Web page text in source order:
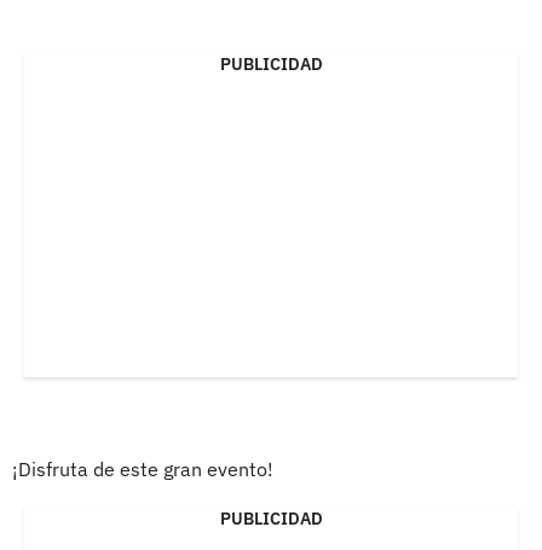
PUBLICIDAD
¡Disfruta de este gran evento!
PUBLICIDAD